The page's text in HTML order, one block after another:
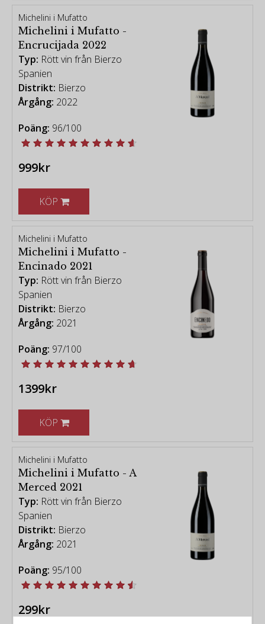
Michelini i Mufatto
Michelini i Mufatto -
Encrucijada 2022
Typ: Rött vin från Bierzo
Spanien
Distrikt: Bierzo
Årgång: 2022
Poäng: 96/100
999kr
KÖP
Michelini i Mufatto
Michelini i Mufatto -
Encinado 2021
Typ: Rött vin från Bierzo
Spanien
Distrikt: Bierzo
Årgång: 2021
Poäng: 97/100
1399kr
KÖP
Michelini i Mufatto
Michelini i Mufatto - A
Merced 2021
Typ: Rött vin från Bierzo
Spanien
Distrikt: Bierzo
Årgång: 2021
Poäng: 95/100
299kr